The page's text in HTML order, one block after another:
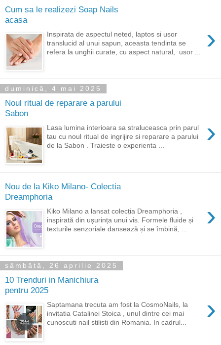
Cum sa le realizezi Soap Nails
acasa
›
Inspirata de aspectul neted, laptos si usor
translucid al unui sapun, aceasta tendinta se
refera la unghii curate, cu aspect natural, usor ...
duminică, 4 mai 2025
Noul ritual de reparare a parului
Sabon
›
Lasa lumina interioara sa straluceasca prin parul
tau cu noul ritual de ingrijire si reparare a parului
de la Sabon . Traieste o experienta ...
Nou de la Kiko Milano- Colectia
Dreamphoria
›
Kiko Milano a lansat colecția Dreamphoria ,
inspirată din ușurința unui vis. Formele fluide și
texturile senzoriale dansează și se îmbină, ...
sâmbătă, 26 aprilie 2025
10 Trenduri in Manichiura
pentru 2025
›
Saptamana trecuta am fost la CosmoNails, la
invitatia Catalinei Stoica , unul dintre cei mai
cunoscuti nail stilisti din Romania. In cadrul...